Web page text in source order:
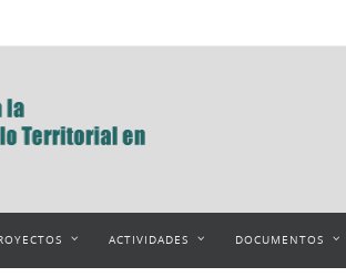
ACTIVIDADES DOCUMENTOS